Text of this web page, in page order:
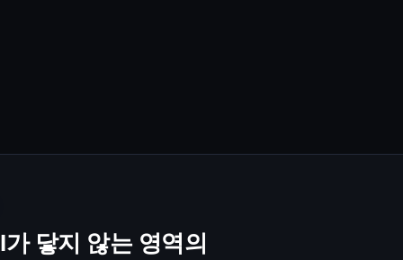
닿지 않는 영역의